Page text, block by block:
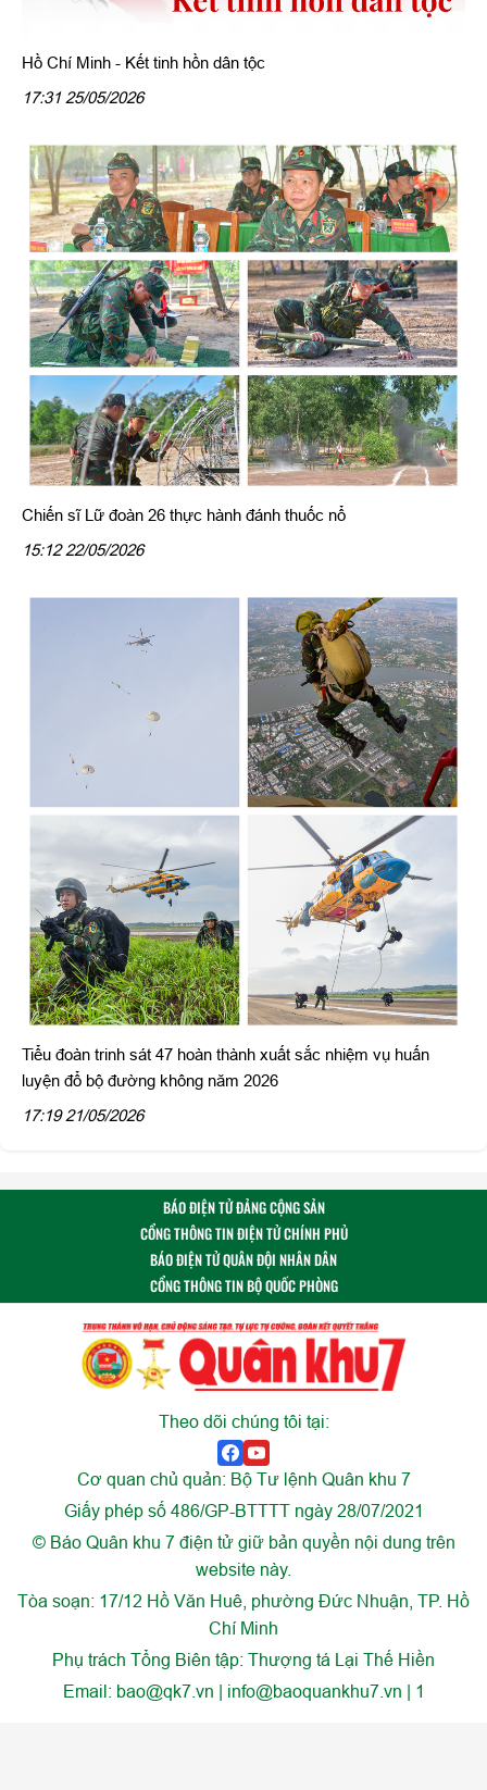
Hồ Chí Minh - Kết tinh hồn dân tộc
17:31 25/05/2026
Chiến sĩ Lữ đoàn 26 thực hành đánh thuốc nổ
15:12 22/05/2026
Tiểu đoàn trinh sát 47 hoàn thành xuất sắc nhiệm vụ huấn
luyện đổ bộ đường không năm 2026
17:19 21/05/2026
BÁO ĐIỆN TỬ ĐẢNG CỘNG SẢN
CỔNG THÔNG TIN ĐIỆN TỬ CHÍNH PHỦ
BÁO ĐIỆN TỬ QUÂN ĐỘI NHÂN DÂN
CỔNG THÔNG TIN BỘ QUỐC PHÒNG
Theo dõi chúng tôi tại:
Cơ quan chủ quản: Bộ Tư lệnh Quân khu 7
Giấy phép số 486/GP-BTTTT ngày 28/07/2021
© Báo Quân khu 7 điện tử giữ bản quyền nội dung trên
website này.
Tòa soạn: 17/12 Hồ Văn Huê, phường Đức Nhuận, TP. Hồ
Chí Minh
Phụ trách Tổng Biên tập: Thượng tá Lại Thế Hiền
Email: bao@qk7.vn | info@baoquankhu7.vn | 1